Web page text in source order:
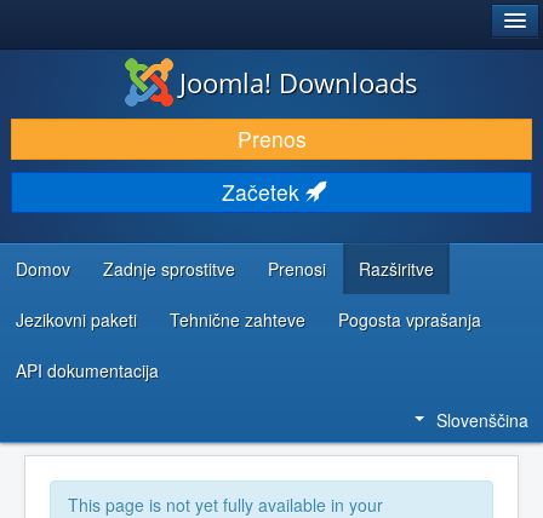
PRENESI IN RAZŠIRI
ODKRIJTE & IZVEJTE
SKUPNOST IN PODPORA
VIRI ZA RAZVIJALCE
Joomla! Downloads
Prenos
Začetek
Domov Zadnje sprostitve Prenosi Razširitve
Jezikovni paketi Tehnične zahteve Pogosta vprašanja
API dokumentacija
Slovenščina
This page is not yet fully available in your